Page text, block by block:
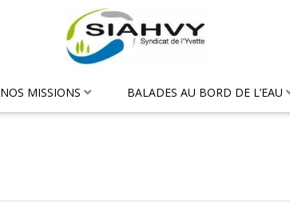
NOS MISSIONS BALADES AU BORD DE L’EAU